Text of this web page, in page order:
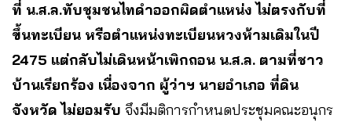
ที่ น.ส.ล.ทับชุมชนไทดำออกผิดตำแหน่ง ไม่ตรงกับที่
ขึ้นทะเบียน หรือตำแหน่งทะเบียนหวงห้ามเดิมในปี
2475 แต่กลับไม่เดินหน้าเพิกถอน น.ส.ล. ตามที่ชาว
บ้านเรียกร้อง เนื่องจาก ผู้ว่าฯ นายอำเภอ ที่ดิน
จังหวัด ไม่ยอมรับ จึงมีมติการกำหนดประชุมคณะอนุกร